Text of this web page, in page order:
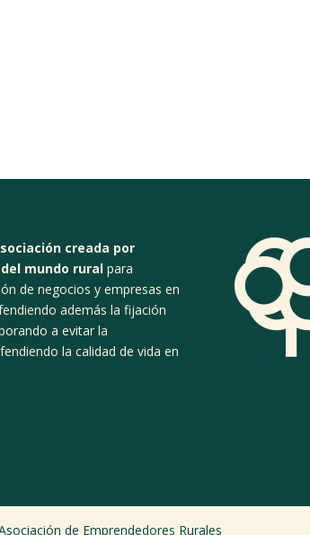
creada por
mundo rural para
de negocios y empresas en
además la fijación
a evitar la
la calidad de vida en
de Emprendedores Rurales